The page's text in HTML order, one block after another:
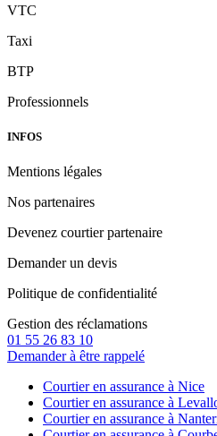
VTC
Taxi
BTP
Professionnels
INFOS
Mentions légales
Nos partenaires
Devenez courtier partenaire
Demander un devis
Politique de confidentialité
Gestion des réclamations
01 55 26 83 10
Demander à être rappelé
Courtier en assurance à Nice
Courtier en assurance à
Courtier en assurance à